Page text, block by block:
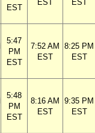
EST
EST
EST
5:47
PM
EST
7:52 AM
EST
8:25 PM
EST
5:48
PM
EST
8:16 AM
EST
9:35 PM
EST